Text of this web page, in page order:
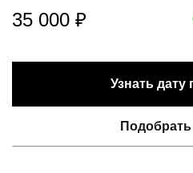
35 000 ₽
Узнать дату